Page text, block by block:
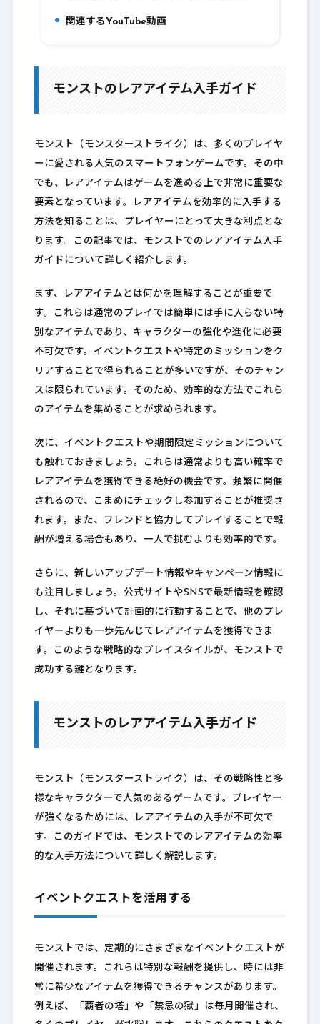
9.関連するYouTube動画
モンストのレアアイテム入手ガイド
モンスト（モンスターストライク）は、多くのプレイヤ
ーに愛される人気のスマートフォンゲームです。その中
でも、レアアイテムはゲームを進める上で非常に重要な
要素となっています。レアアイテムを効率的に入手する
方法を知ることは、プレイヤーにとって大きな利点とな
ります。この記事では、モンストでのレアアイテム入手
ガイドについて詳しく紹介します。
まず、レアアイテムとは何かを理解することが重要で
す。これらは通常のプレイでは簡単には手に入らない特
別なアイテムであり、キャラクターの強化や進化に必要
不可欠です。イベントクエストや特定のミッションをク
リアすることで得られることが多いですが、そのチャン
スは限られています。そのため、効率的な方法でこれら
のアイテムを集めることが求められます。
次に、イベントクエストや期間限定ミッションについて
も触れておきましょう。これらは通常よりも高い確率で
レアアイテムを獲得できる絶好の機会です。頻繁に開催
されるので、こまめにチェックし参加することが推奨さ
れます。また、フレンドと協力してプレイすることで報
酬が増える場合もあり、一人で挑むよりも効率的です。
さらに、新しいアップデート情報やキャンペーン情報に
も注目しましょう。公式サイトやSNSで最新情報を確認
し、それに基づいて計画的に行動することで、他のプレ
イヤーよりも一歩先んじてレアアイテムを獲得できま
す。このような戦略的なプレイスタイルが、モンストで
成功する鍵となります。
モンストのレアアイテム入手ガイド
モンスト（モンスターストライク）は、その戦略性と多
様なキャラクターで人気のあるゲームです。プレイヤー
が強くなるためには、レアアイテムの入手が不可欠で
す。このガイドでは、モンストでのレアアイテムの効率
的な入手方法について詳しく解説します。
イベントクエストを活用する
モンストでは、定期的にさまざまなイベントクエストが
開催されます。これらは特別な報酬を提供し、時には非
常に希少なアイテムを獲得できるチャンスがあります。
例えば、「覇者の塔」や「禁忌の獄」は毎月開催され、